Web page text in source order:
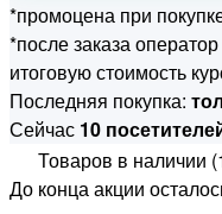
*промоцена при
*после заказа
итоговую стоимость
Последняя покупка:
Сейчас 10
Товаров в наличии
До конца акции